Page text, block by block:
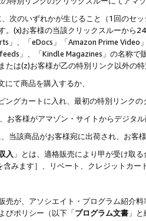
次のいずれかが生じること（1回のセ
。(x)お客様の当該クリックスルーから
」、「eDocs」「Amazon Prime
」、「Kindle Magazines」の名称
たは(z)お客様が乙の特別リンク以外の
て商品を購入するか、
ングカートに入れ、最初の特別リンク
お客様がアマゾン・サイトからデジタ
当該商品がお客様宛に出荷され、お客
入 」とは、適格販売により甲が受け取
含みます］、リベート、クレジットカ
売が、アソシエイト・プログラム紹介
びポリシー（以下「プログラム文書 」